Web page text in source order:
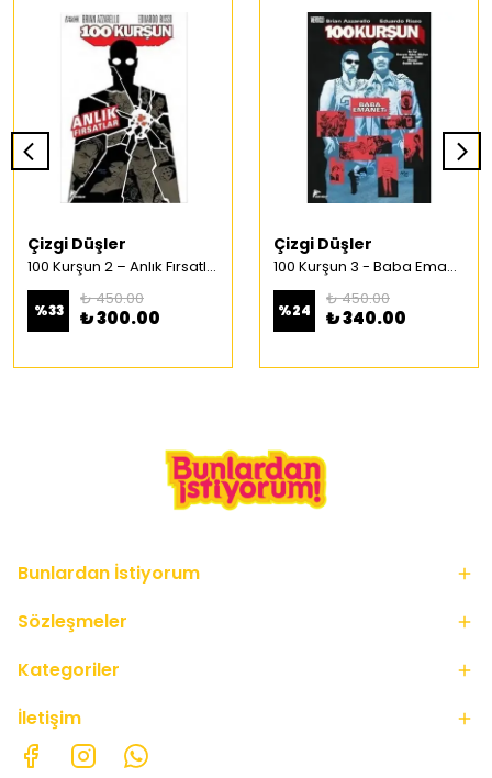
Çizgi Düşler
100 Kurşun 2 – Anlık Fırsatlar Türkçe Çizgi Roman
%33
₺ 450.00
₺ 300.00
Çizgi Düşler
100 Kurşun 3 - Baba Emaneti Türkçe Çizgi Roman
%24
₺ 450.00
₺ 340.00
Bunlardan İstiyorum
Sözleşmeler
Kategoriler
İletişim